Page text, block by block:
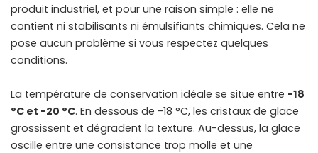
produit industriel, et pour une raison simple : elle ne
contient ni stabilisants ni émulsifiants chimiques. Cela ne
pose aucun problème si vous respectez quelques
conditions.
La température de conservation idéale se situe entre -18
°C et -20 °C. En dessous de -18 °C, les cristaux de glace
grossissent et dégradent la texture. Au-dessus, la glace
oscille entre une consistance trop molle et une